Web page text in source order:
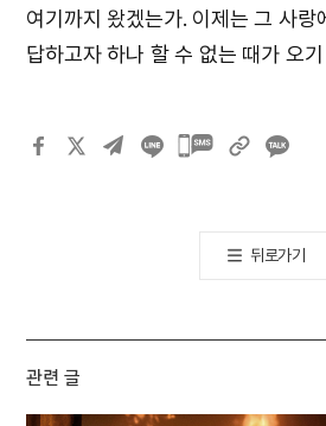
여기까지 왔겠는가. 이제는 그 사랑
답하고자 하나 할 수 없는 때가 오
카카오톡
뒤로가기
관련 글